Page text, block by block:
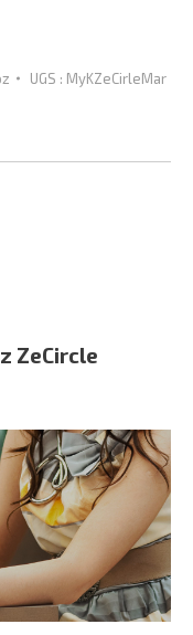
UGS : MyKZeCirleMar
ZeCircle